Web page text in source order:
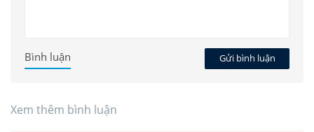
Gửi bình luận
Bình luận
Xem thêm bình luận